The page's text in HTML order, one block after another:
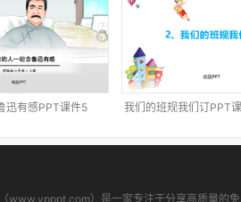
迅有感PPT课件5 我们的班规我们订PPT
www.ypppt.com）是一家专注于分享高质量的